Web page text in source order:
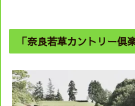
「奈良若草カントリー倶